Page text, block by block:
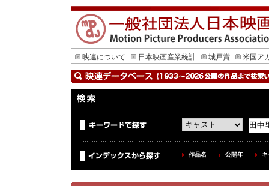
映連について 日本映画産業統計 城戸賞 米国ア
作品名 公開年